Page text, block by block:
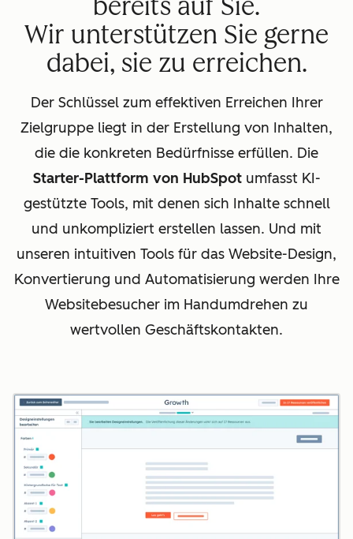
bereits auf Sie.
Wir unterstützen Sie gerne
dabei, sie zu erreichen.
Der Schlüssel zum effektiven Erreichen Ihrer
Zielgruppe liegt in der Erstellung von Inhalten,
die die konkreten Bedürfnisse erfüllen. Die
Starter-Plattform von HubSpotumfasst KI-
gestützte Tools, mit denen sich Inhalte schnell
und unkompliziert erstellen lassen. Und mit
unseren intuitiven Tools für das Website-Design,
Konvertierung und Automatisierung werden Ihre
Websitebesucher im Handumdrehen zu
wertvollen Geschäftskontakten.